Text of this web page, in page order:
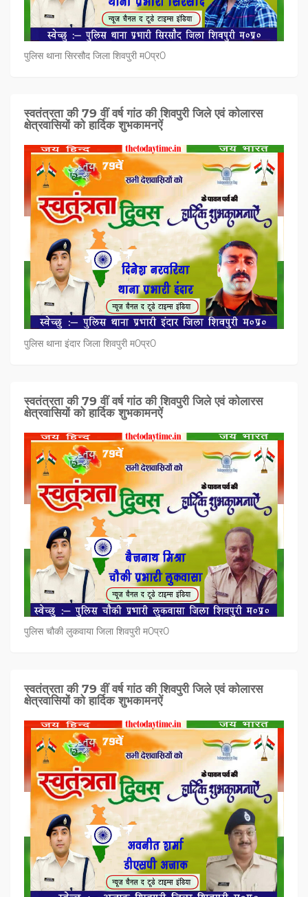
पुलिस थाना सिरसौद जिला शिवपुरी म0प्र0
स्वतंत्रता की 79 वीं वर्ष गांठ की शिवपुरी जिले एवं कोलारस
क्षेत्रवासियों को हार्दिक शुभकामनऐं
पुलिस थाना इंदार जिला शिवपुरी म0प्र0
स्वतंत्रता की 79 वीं वर्ष गांठ की शिवपुरी जिले एवं कोलारस
क्षेत्रवासियों को हार्दिक शुभकामनऐं
पुलिस चौकी लुकवाया जिला शिवपुरी म0प्र0
स्वतंत्रता की 79 वीं वर्ष गांठ की शिवपुरी जिले एवं कोलारस
क्षेत्रवासियों को हार्दिक शुभकामनऐं